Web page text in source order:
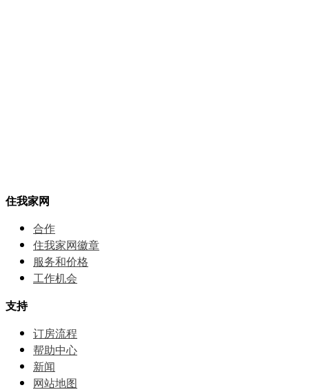
住我家网
合作
住我家网徽章
服务和价格
⼯作机会
支持
订房流程
帮助中⼼
新闻
网站地图